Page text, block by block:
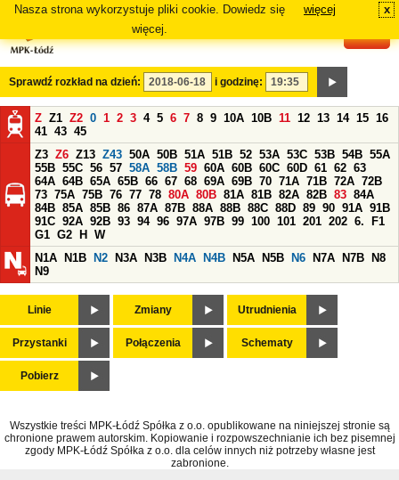
Nasza strona wykorzystuje pliki cookie. Dowiedz się
więcej.
więcej x
Sprawdź rozkład na dzień: i godzinę:
Z Z1 Z2 0 1 2 3 4 5 6 7 8 9 10A 10B 11 12 13 14 15 16
41 43 45
Z3 Z6 Z13 Z43 50A 50B 51A 51B 52 53A 53C 53B 54B 55A
55B 55C 56 57 58A 58B 59 60A 60B 60C 60D 61 62 63
64A 64B 65A 65B 66 67 68 69A 69B 70 71A 71B 72A 72B
73 75A 75B 76 77 78 80A 80B 81A 81B 82A 82B 83 84A
84B 85A 85B 86 87A 87B 88A 88B 88C 88D 89 90 91A 91B
91C 92A 92B 93 94 96 97A 97B 99 100 101 201 202 6.
F1
G1 G2 H
W
N1A
N1B N2 N3A N3B N4A N4B N5A N5B N6 N7A N7B
N8
N9
Linie Zmiany Utrudnienia
Przystanki Połączenia Schematy
Pobierz
Wszystkie treści MPK-Łódź Spółka z o.o. opublikowane na niniejszej stronie są
chronione prawem autorskim. Kopiowanie i rozpowszechnianie ich bez pisemnej
zgody MPK-Łódź Spółka z o.o. dla celów innych niż potrzeby własne jest
zabronione.